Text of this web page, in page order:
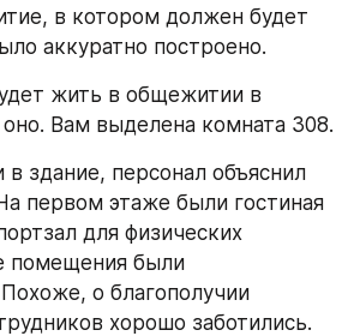
в котором должен будет
аккуратно построено.
жить в общежитии в
Вам выделена комната 308.
в здание, персонал объяснил
первом этаже были гостиная
для физических
помещения были
о благополучии
хорошо заботились.